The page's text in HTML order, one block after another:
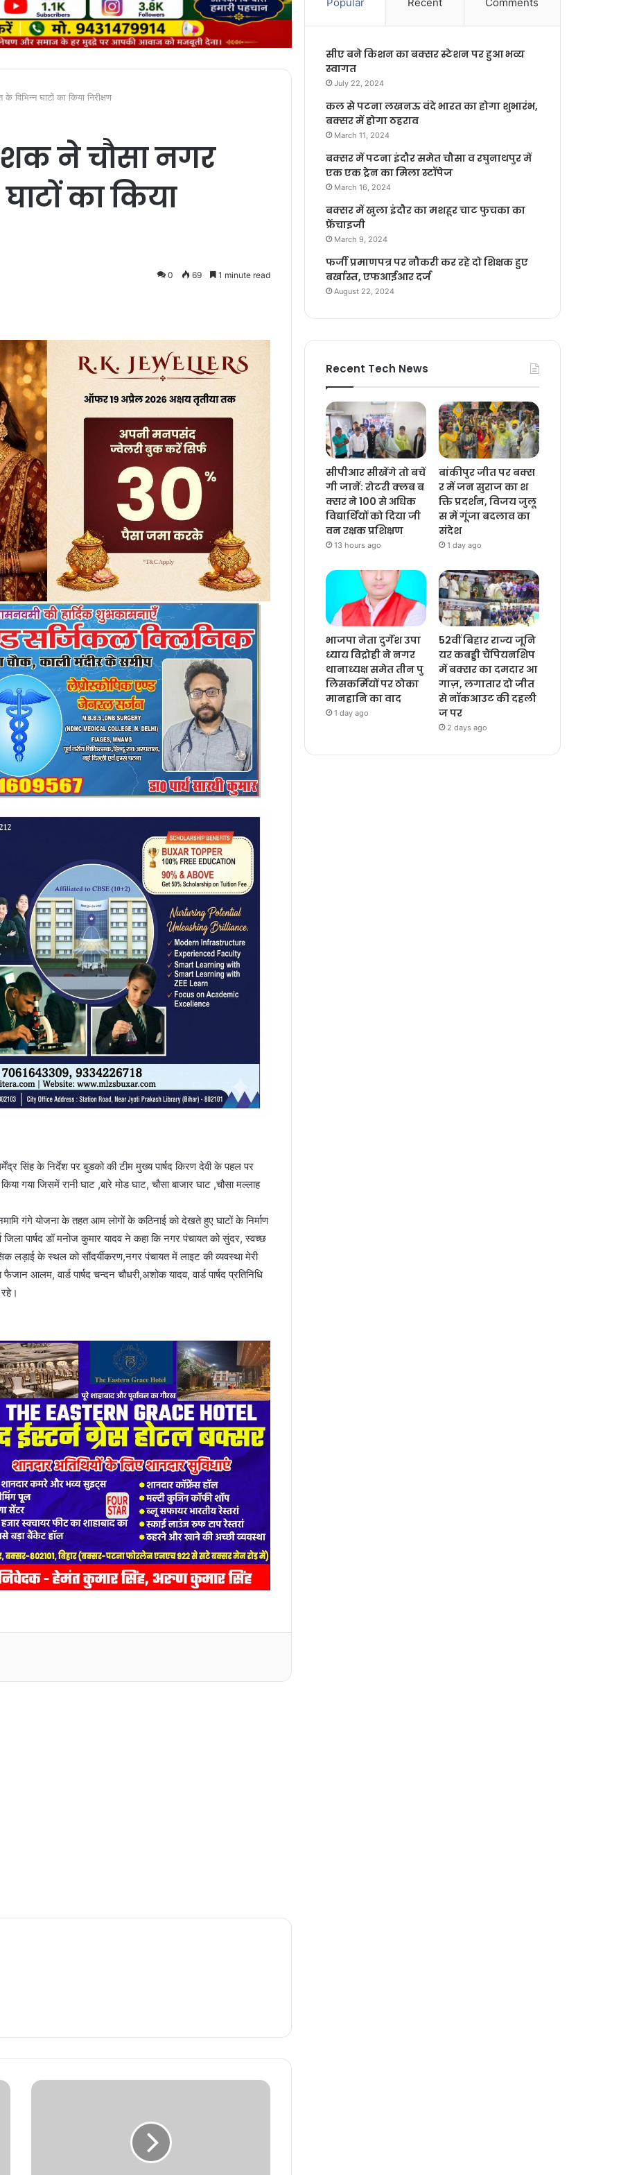
घाटों का किया निरीक्षण
ने चौसा नगर
का किया
0 69 1 minute read
सिंह के निर्देश पर बुडको की टीम मुख्य पार्षद किरण देवी के पहल पर
गया जिसमें रानी घाट ,बारे मोड घाट, चौसा बाजार घाट ,चौसा मल्लाह
गंगे योजना के तहत आम लोगों के कठिनाई को देखते हुए घाटों के निर्माण
पार्षद डॉ मनोज कुमार यादव ने कहा कि नगर पंचायत को सुंदर, स्वच्छ
लड़ाई के स्थल को सौंदर्यीकरण,नगर पंचायत में लाइट की व्यवस्था मेरी
आलम, वार्ड पार्षद चन्दन चौधरी,अशोक यादव, वार्ड पार्षद प्रतिनिधि
सीए बने किशन का बक्सर स्टेशन पर हुआ भव्य
स्वागत
July 22, 2024
कल से पटना लखनऊ वंदे भारत का होगा शुभारंभ,
बक्सर में होगा ठहराव
March 11, 2024
बक्सर में पटना इंदौर समेत चौसा व रघुनाथपुर में
एक एक ट्रेन का मिला स्टॉपेज
March 16, 2024
बक्सर में खुला इंदौर का मशहूर चाट फुचका का
फ्रेंचाइजी
March 9, 2024
फर्जी प्रमाणपत्र पर नौकरी कर रहे दो शिक्षक हुए
बर्खास्त, एफआईआर दर्ज
August 22, 2024
Recent Tech News
सीपीआर सीखेंगे तो बचें
गी जानें: रोटरी क्लब ब
क्सर ने 100 से अधिक
विद्यार्थियों को दिया जी
वन रक्षक प्रशिक्षण
13 hours ago
बांकीपुर जीत पर बक्स
र में जन सुराज का श
क्ति प्रदर्शन, विजय जुलू
स में गूंजा बदलाव का
संदेश
1 day ago
भाजपा नेता दुर्गेश उपा
ध्याय विद्रोही ने नगर
थानाध्यक्ष समेत तीन पु
लिसकर्मियों पर ठोका
मानहानि का वाद
1 day ago
52वीं बिहार राज्य जूनि
यर कबड्डी चैंपियनशिप
में बक्सर का दमदार आ
गाज़, लगातार दो जीत
से नॉकआउट की दहली
ज पर
2 days ago